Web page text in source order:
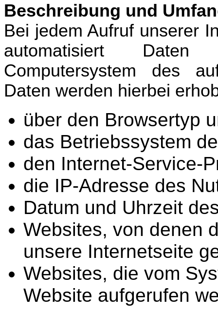
Beschreibung und
Bei jedem Aufruf unserer
automatisiert
Computersystem des
Daten werden hierbei
über den Browsertyp
das Betriebssystem
den Internet-Service-
die IP-Adresse des
Datum und Uhrzeit
Websites, von denen
unsere Internetseite
Websites, die vom
Website aufgerufen